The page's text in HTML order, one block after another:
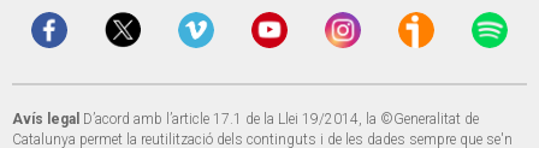
Avís legal D’acord amb l’article 17.1 de la Llei 19/2014, la ©Generalitat de
Catalunya permet la reutilització dels continguts i de les dades sempre que se'n